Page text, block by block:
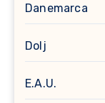
Danemarca
Dolj
E.A.U.